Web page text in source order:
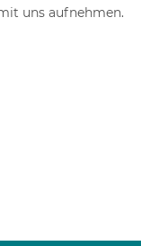
uns aufnehmen.